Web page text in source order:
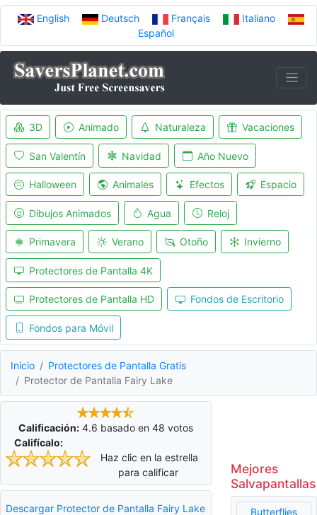
English Deutsch Français
Italiano
Español
3D Animado Naturaleza Vacaciones
San Valentín Navidad Año Nuevo
Halloween Animales Efectos Espacio
Dibujos Animados Agua Reloj
Primavera Verano Otoño Invierno
Protectores de Pantalla 4K
Protectores de Pantalla HD Fondos de Escritorio
Fondos para Móvil
Inicio
Protectores de Pantalla Gratis
Protector de Pantalla Fairy Lake
Calificación: 4.6 basado en 48 votos
Califícalo:
Haz clic en la estrella
para calificar
Descargar Protector de Pantalla Fairy Lake
Mejores
Salvapantallas
Butterflies